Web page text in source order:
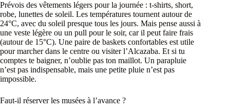
Prévois des vêtements légers pour la journée : t-shirts, short,
robe, lunettes de soleil. Les températures tournent autour de
24°C, avec du soleil presque tous les jours. Mais pense aussi à
une veste légère ou un pull pour le soir, car il peut faire frais
(autour de 15°C). Une paire de baskets confortables est utile
pour marcher dans le centre ou visiter l’Alcazaba. Et si tu
comptes te baigner, n’oublie pas ton maillot. Un parapluie
n’est pas indispensable, mais une petite pluie n’est pas
impossible.
Faut-il réserver les musées à l’avance ?